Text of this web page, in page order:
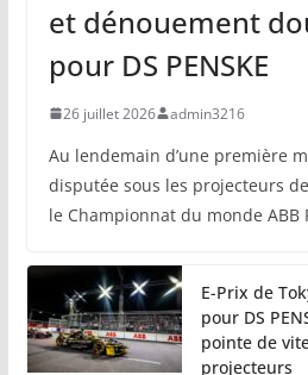
et dénouement
pour DS PENSKE
26 juillet 2026 admin3216
Au lendemain d’une première
disputée sous les projecteurs
le Championnat du monde ABB
E-Prix de
pour DS
pointe de
projecteurs